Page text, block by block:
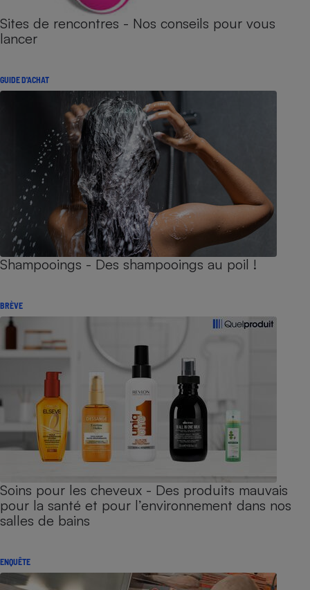
Sites de rencontres - Nos conseils pour vous
lancer
GUIDE D'ACHAT
Shampooings - Des shampooings au poil !
BRÈVE
Soins pour les cheveux - Des produits mauvais
pour la santé et pour l’environnement dans nos
salles de bains
ENQUÊTE